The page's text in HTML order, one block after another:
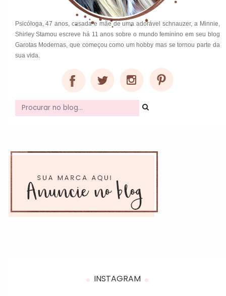
Psicóloga, 47 anos, casada e mãe de uma adorável schnauzer, a Minnie,
Shirley Stamou escreve há 11 anos sobre o mundo feminino em seu blog
Garotas Modernas, que começou como um hobby mas se tornou parte da
sua vida.
INSTAGRAM